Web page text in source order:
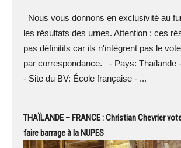
Nous vous donnons en exclusivité au
les résultats des urnes. Attention : ces
pas définitifs car ils n'intègrent pas le
par correspondance. - Pays: Thaïlande
- Site du BV: École française - ...
THAÏLANDE – FRANCE : Christian Chevrier
faire barrage à la NUPES